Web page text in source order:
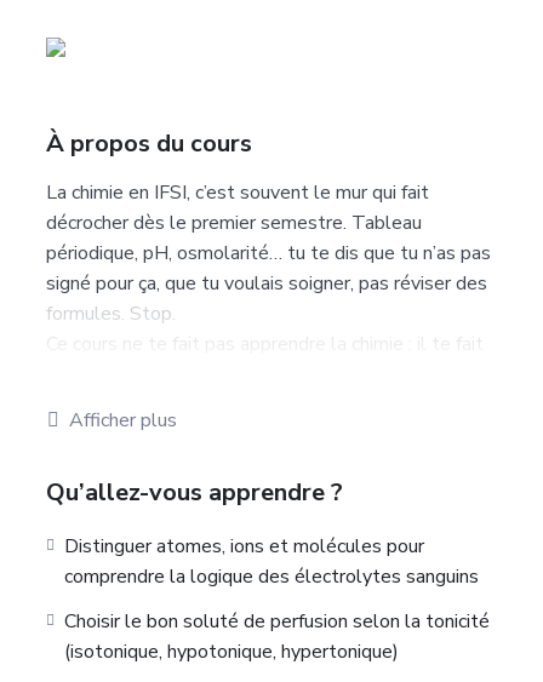
À propos du cours
La chimie en IFSI, c’est souvent le mur qui fait
décrocher dès le premier semestre. Tableau
périodique, pH, osmolarité… tu te dis que tu n’as pas
signé pour ça, que tu voulais soigner, pas réviser des
formules. Stop.
Ce cours ne te fait pas apprendre la chimie : il te fait
soignant.e qui l’interprète. Tu vas savoir pourquoi on
sang raconte sur ton patient, et comment ton garrot
Chaque leçon est courte, concrète, et rattachée à
une action de stage. Zéro théorie hors-sol, zéro
jargon lâché sans analogie. À la fin, tu auras la
compétence que ton jury de DEI attend :lire des
Afficher plus
Qu’allez-vous apprendre ?
Distinguer atomes, ions et molécules pour
comprendre la logique des électrolytes sanguins
Choisir le bon soluté de perfusion selon la tonicité
(isotonique, hypotonique, hypertonique)